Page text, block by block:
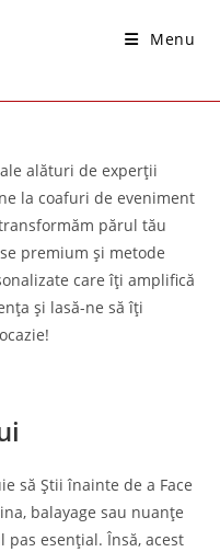
Menu
alături de experții
la coafuri de eveniment
părul tău
premium și metode
care îți amplifică
și lasă-ne să îți
să Știi înainte de a Face
balayage sau nuanțe
esențial. Însă, acest